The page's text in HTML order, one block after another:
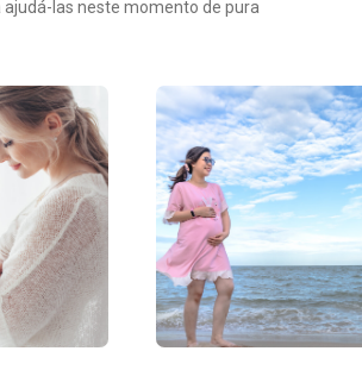
las neste momento de pura